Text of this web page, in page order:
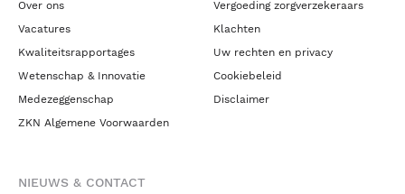
Over ons
Vacatures
Kwaliteitsrapportages
Wetenschap & Innovatie
Medezeggenschap
ZKN Algemene Voorwaarden
Vergoeding zorgverzekeraars
Klachten
Uw rechten en privacy
Cookiebeleid
Disclaimer
NIEUWS & CONTACT